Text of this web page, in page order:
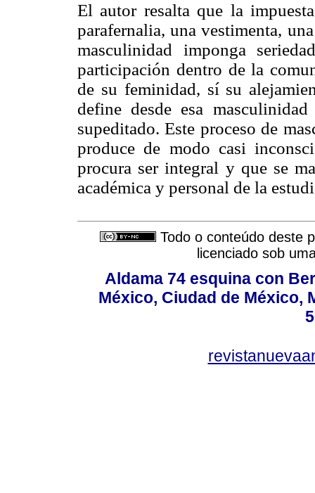
El autor resalta que la
parafernalia, una vestimenta,
masculinidad imponga
participación dentro de la
de su feminidad, sí su
define desde esa
supeditado. Este proceso de
produce de modo casi
procura ser integral y que se
académica y personal de la
Todo o conteúdo deste
licenciado sob
Aldama 74 esquina con
México, Ciudad de México,